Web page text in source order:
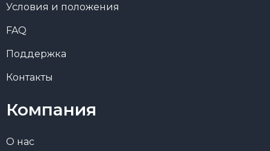
Условия и положения
FAQ
Поддержка
Контакты
Компания
О нас